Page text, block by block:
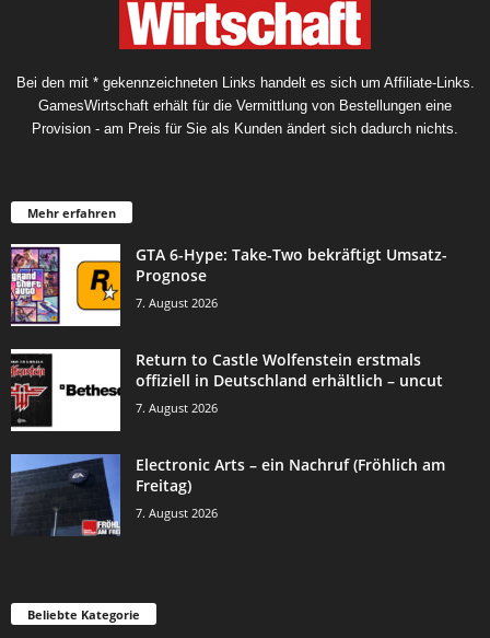
Bei den mit * gekennzeichneten Links handelt es sich um Affiliate-Links.
GamesWirtschaft erhält für die Vermittlung von Bestellungen eine
Provision - am Preis für Sie als Kunden ändert sich dadurch nichts.
Mehr erfahren
GTA 6-Hype: Take-Two bekräftigt Umsatz-
Prognose
7. August 2026
Return to Castle Wolfenstein erstmals
offiziell in Deutschland erhältlich – uncut
7. August 2026
Electronic Arts – ein Nachruf (Fröhlich am
Freitag)
7. August 2026
Beliebte Kategorie